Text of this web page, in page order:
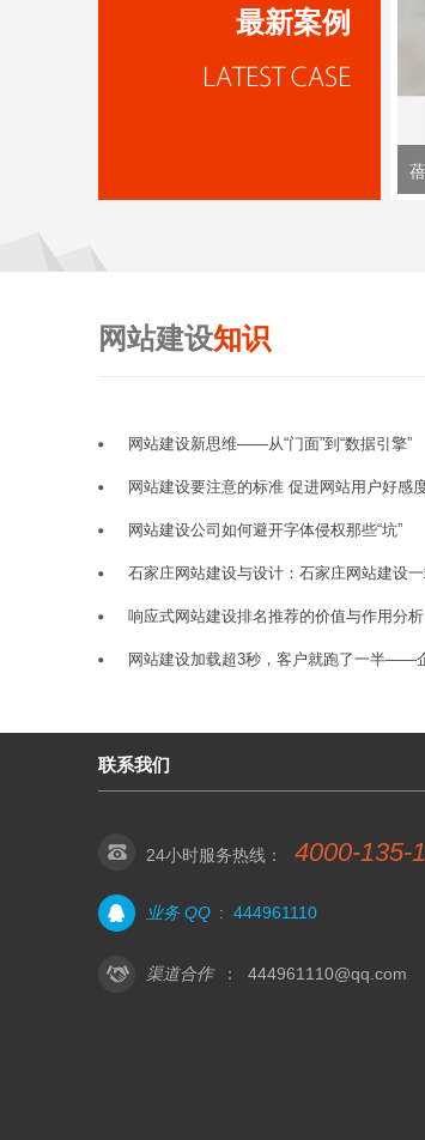
最新案例
网站建设知识
网站建设新思维——从“门面”到“数据引擎”
网站建设要注意的标准 促进网站用户好感
网站建设公司如何避开字体侵权那些“坑”
石家庄网站建设与设计：石家庄网站建设
响应式网站建设排名推荐的价值与作用分析
网站建设加载超3秒，客户就跑了一半——
联系我们
24小时服务热线： 4000-135-
业务 QQ : 444961110
渠道合作 ： 444961110@qq.com